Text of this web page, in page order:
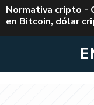
Normativa cripto -
en Bitcoin, dólar